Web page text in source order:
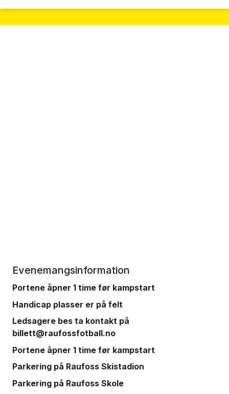
Evenemangsinformation
Portene åpner 1 time før kampstart
Handicap plasser er på felt
Ledsagere bes ta kontakt på
billett@raufossfotball.no
Portene åpner 1 time før kampstart
Parkering på Raufoss Skistadion
Parkering på Raufoss Skole